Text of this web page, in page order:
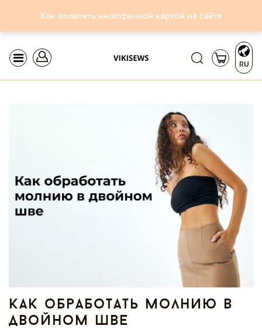
Как оплатить иностранной картой на сайте
RU
как обработать молнию в
двойном шве